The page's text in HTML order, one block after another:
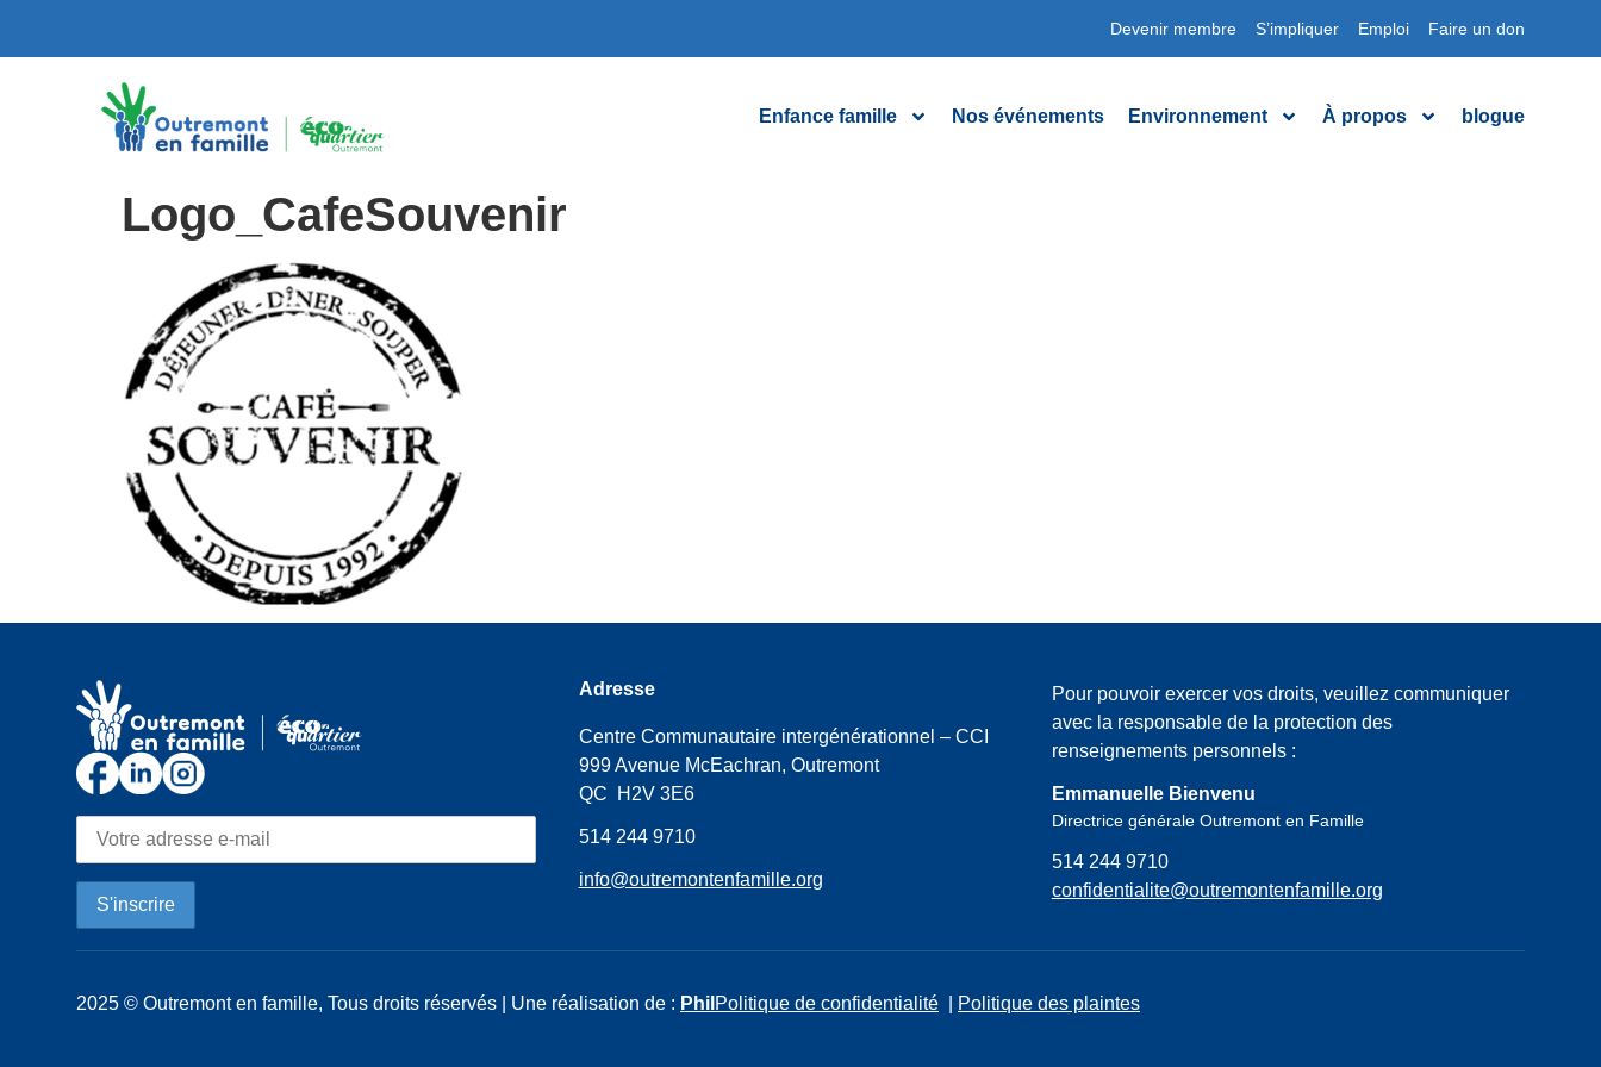
Devenir membre S’impliquer Emploi Faire un don
Enfance famille Nos événements Environnement À propos blogue
Logo_CafeSouvenir
Adresse
Centre Communautaire intergénérationnel – CCI
999 Avenue McEachran, Outremont
QC H2V 3E6
514 244 9710
info@outremontenfamille.org
Pour pouvoir exercer vos droits, veuillez communiquer
avec la responsable de la protection des
renseignements personnels :
Emmanuelle Bienvenu
Directrice générale Outremont en Famille
514 244 9710
confidentialite@outremontenfamille.org
2025 © Outremont en famille, Tous droits réservés | Une réalisation de : Phil Politique de confidentialité Politique des plaintes